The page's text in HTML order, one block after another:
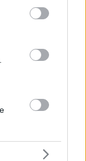
l’Ungheria